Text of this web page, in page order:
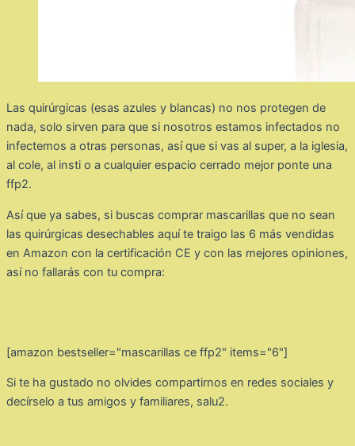
Las quirúrgicas (esas azules y blancas) no nos protegen de
nada, solo sirven para que si nosotros estamos infectados no
infectemos a otras personas, así que si vas al super, a la iglesia,
al cole, al insti o a cualquier espacio cerrado mejor ponte una
ffp2.
Así que ya sabes, si buscas comprar mascarillas que no sean
las quirúrgicas desechables aquí te traigo las 6 más vendidas
en Amazon con la certificación CE y con las mejores opiniones,
así no fallarás con tu compra:
[amazon bestseller="mascarillas ce ffp2" items="6"]
Si te ha gustado no olvides compartirnos en redes sociales y
decírselo a tus amigos y familiares, salu2.